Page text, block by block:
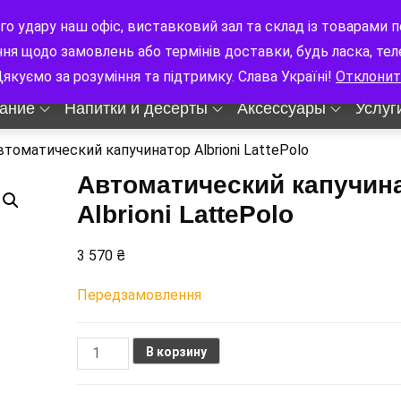
удару наш офіс, виставковий зал та склад із
щодо замовлень або термінів доставки, будь ласка,
за розуміння та підтримку. Слава Україні!
Напитки и десерты Аксессуары
капучинатор Albrioni LattePolo
Автоматический
Albrioni LattePolo
3 570 ₴
Передзамовлення
Количество
товара
В корзину